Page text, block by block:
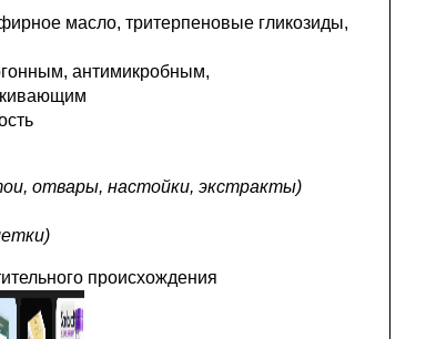
масло, тритерпеновые гликозиды,
антимикробным,
отвары, настойки, экстракты)
происхождения